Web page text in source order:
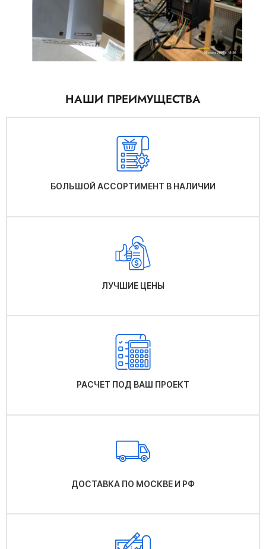
НАШИ ПРЕИМУЩЕСТВА
БОЛЬШОЙ АССОРТИМЕНТ В НАЛИЧИИ
ЛУЧШИЕ ЦЕНЫ
РАСЧЕТ ПОД ВАШ ПРОЕКТ
ДОСТАВКА ПО МОСКВЕ И РФ